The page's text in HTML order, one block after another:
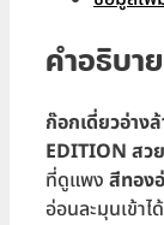
คำอธิบาย
ก๊อกเดี่ยวอ่าง
EDITION สว
ที่ดูแพง สีทอง
อ่อนละมุนเข้า